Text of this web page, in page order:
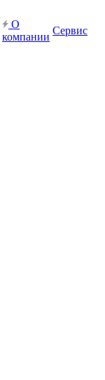
О
компании
Сервис